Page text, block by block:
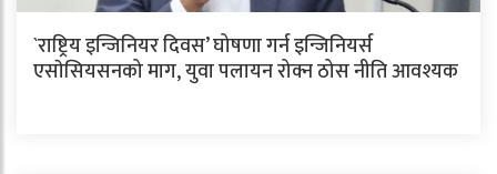
`राष्ट्रिय इन्जिनियर दिवस’ घोषणा गर्न इन्जिनियर्स
एसाेसियसनको माग, युवा पलायन रोक्न ठोस नीति आवश्यक